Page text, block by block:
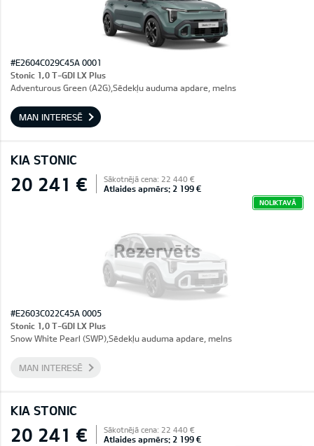
#E2604C029C45A 0001
Stonic 1,0 T-GDI LX Plus
Adventurous Green (A2G),Sēdekļu auduma apdare, melns
MAN INTERESĒ
KIA STONIC
Rezervēts
20 241 € Sākotnējā cena: 22 440 €
Atlaides apmērs: 2 199 €
NOLIKTAVĀ
#E2603C022C45A 0005
Stonic 1,0 T-GDI LX Plus
Snow White Pearl (SWP),Sēdekļu auduma apdare, melns
MAN INTERESĒ
KIA STONIC
20 241 € Sākotnējā cena: 22 440 €
Atlaides apmērs: 2 199 €